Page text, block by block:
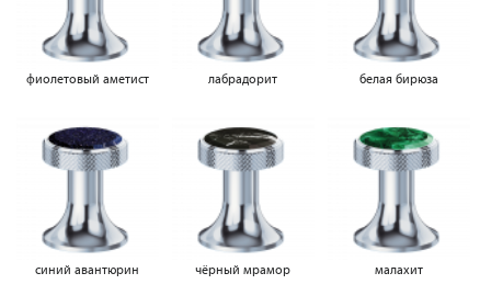
фиолетовый аметист лабрадорит белая бирюза
синий авантюрин чёрный мрамор малахит